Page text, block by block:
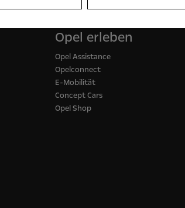
Opel erleben
Opel Assistance
Opelconnect
E-Mobilität
Concept Cars
Opel Shop